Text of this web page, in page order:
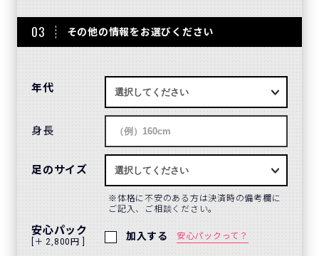
03 その他の情報をお選びください
年代
身長
足のサイズ
体格に不安のある方は決済時の備考欄に
ご記入、ご相談ください。
安心パック
[＋ 2,800円 ] 加入する 安心パックって？